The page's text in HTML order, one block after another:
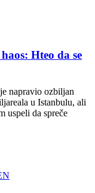
Hteo da se
napravio ozbiljan
u Istanbulu, ali
uspeli da spreče